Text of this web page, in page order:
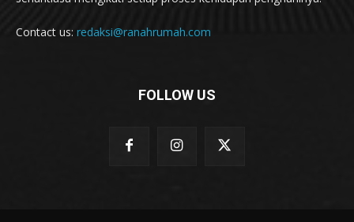
Contact us: redaksi@ranahrumah.com
FOLLOW US